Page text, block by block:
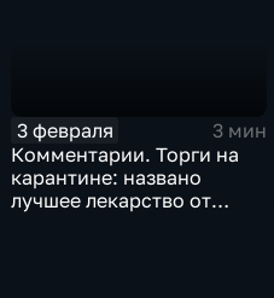
3 февраля
3 мин
Комментарии. Торги на
карантине: названо
лучшее лекарство от